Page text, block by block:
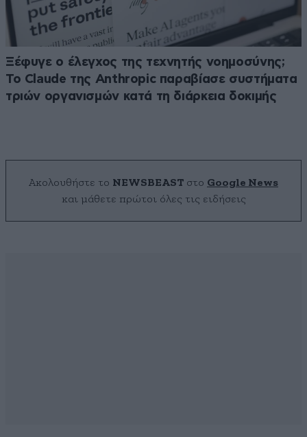
Ξέφυγε ο έλεγχος της τεχνητής νοημοσύνης;
Το Claude της Anthropic παραβίασε συστήματα
τριών οργανισμών κατά τη διάρκεια δοκιμής
Ακολουθήστε το NEWSBEAST στο Google News
και μάθετε πρώτοι όλες τις ειδήσεις